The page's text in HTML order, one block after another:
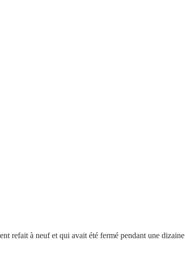
refait à neuf et qui avait été fermé pendant une dizaine